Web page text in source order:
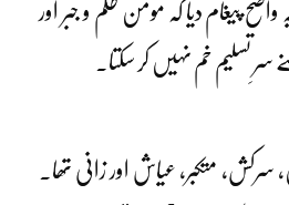
پیغام دیا کہ مومن ظلم و جبر اور
تسلیم خم نہیں کر سکتا۔
سرکش، متکبر، عیاش اور زانی تھا۔